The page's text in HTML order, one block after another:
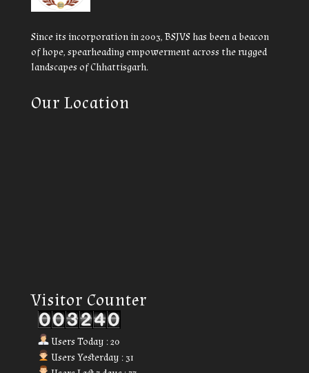
Since its incorporation in 2003, BSJVS has been a beacon
of hope, spearheading empowerment across the rugged
landscapes of Chhattisgarh.
Our Location
Visitor Counter
Our Visitor
Users Today : 20
Users Yesterday : 31